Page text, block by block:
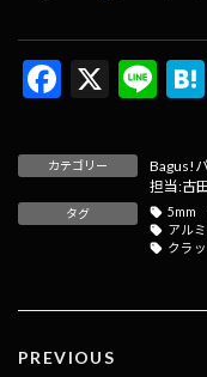
F
e
b
o
k
X
Li
e
カテゴリー Bagus!
担当:古
タグ 5mm
アル
クラ
PREVIOUS